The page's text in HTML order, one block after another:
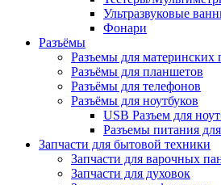
Ультразвуковые
Фонари
Разъёмы
Разъемы для материнских
Разъёмы для планшетов
Разъёмы для телефонов
Разъёмы для ноутбуков
USB Разъем для
Разъемы питания
Запчасти для бытовой техники
Запчасти для варочных
Запчасти для духовок